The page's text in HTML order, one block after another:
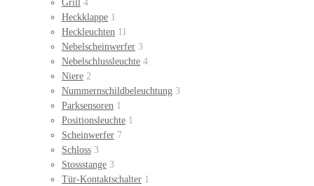
Grill 4
Heckklappe 1
Heckleuchten 11
Nebelscheinwerfer 3
Nebelschlussleuchte 4
Niere 2
Nummernschildbeleuchtung 3
Parksensoren 1
Positionsleuchte 1
Scheinwerfer 7
Schloss 3
Stossstange 3
Tür-Kontaktschalter 1